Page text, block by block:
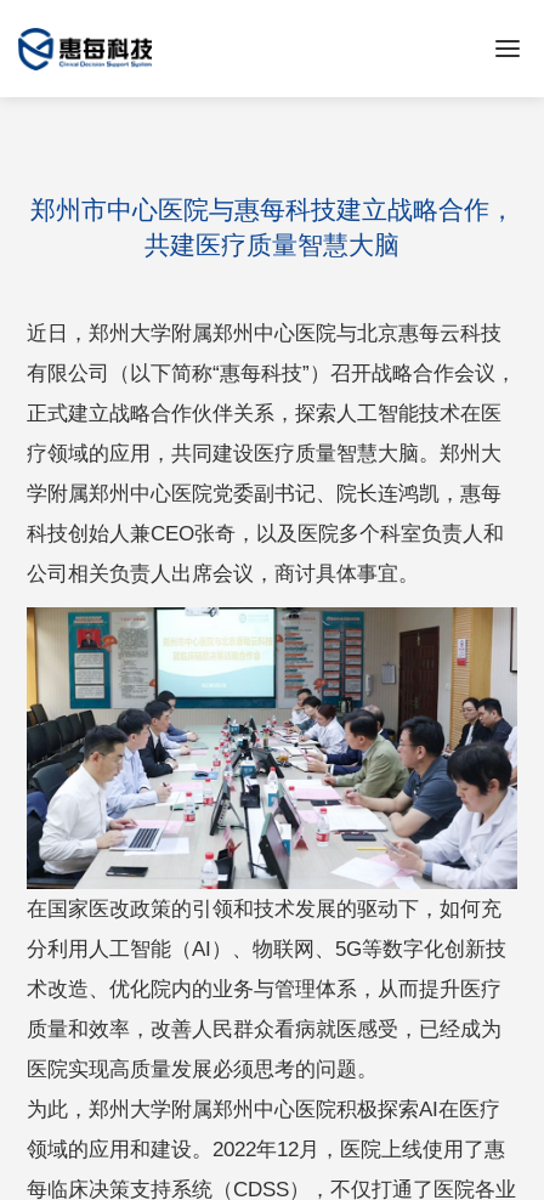
郑州市中心医院与惠每科技建立战略合作，
共建医疗质量智慧大脑
近日，郑州大学附属郑州中心医院与北京惠每云科技
有限公司（以下简称“惠每科技”）召开战略合作会议，
正式建立战略合作伙伴关系，探索人工智能技术在医
疗领域的应用，共同建设医疗质量智慧大脑。郑州大
学附属郑州中心医院党委副书记、院长连鸿凯，惠每
科技创始人兼CEO张奇，以及医院多个科室负责人和
公司相关负责人出席会议，商讨具体事宜。
在国家医改政策的引领和技术发展的驱动下，如何充
分利用人工智能（AI）、物联网、5G等数字化创新技
术改造、优化院内的业务与管理体系，从而提升医疗
质量和效率，改善人民群众看病就医感受，已经成为
医院实现高质量发展必须思考的问题。
为此，郑州大学附属郑州中心医院积极探索AI在医疗
领域的应用和建设。2022年12月，医院上线使用了惠
每临床决策支持系统（CDSS），不仅打通了医院各业